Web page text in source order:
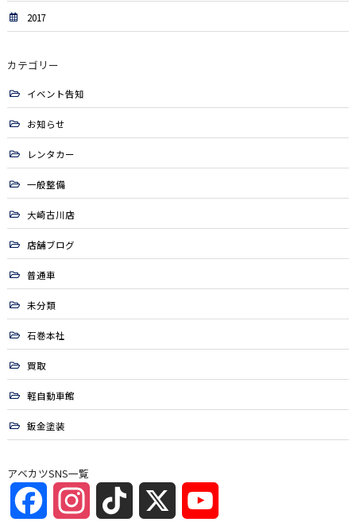
2017
カテゴリー
イベント告知
お知らせ
レンタカー
一般整備
大崎古川店
店舗ブログ
普通車
未分類
石巻本社
買取
軽自動車館
鈑金塗装
アベカツSNS一覧
FacebookInstagramTikTok